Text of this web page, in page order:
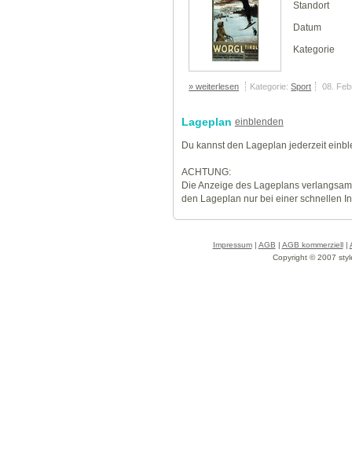
Standort
Datum
Kategorie
» weiterlesen Kategorie:Sport 08.
Lageplan einblenden
Du kannst den Lageplan jederzeit
ACHTUNG:
Die Anzeige des Lageplans
den Lageplan nur bei einer schnellen
Impressum| AGB | AGB kommerziell|
Copyright © 2007